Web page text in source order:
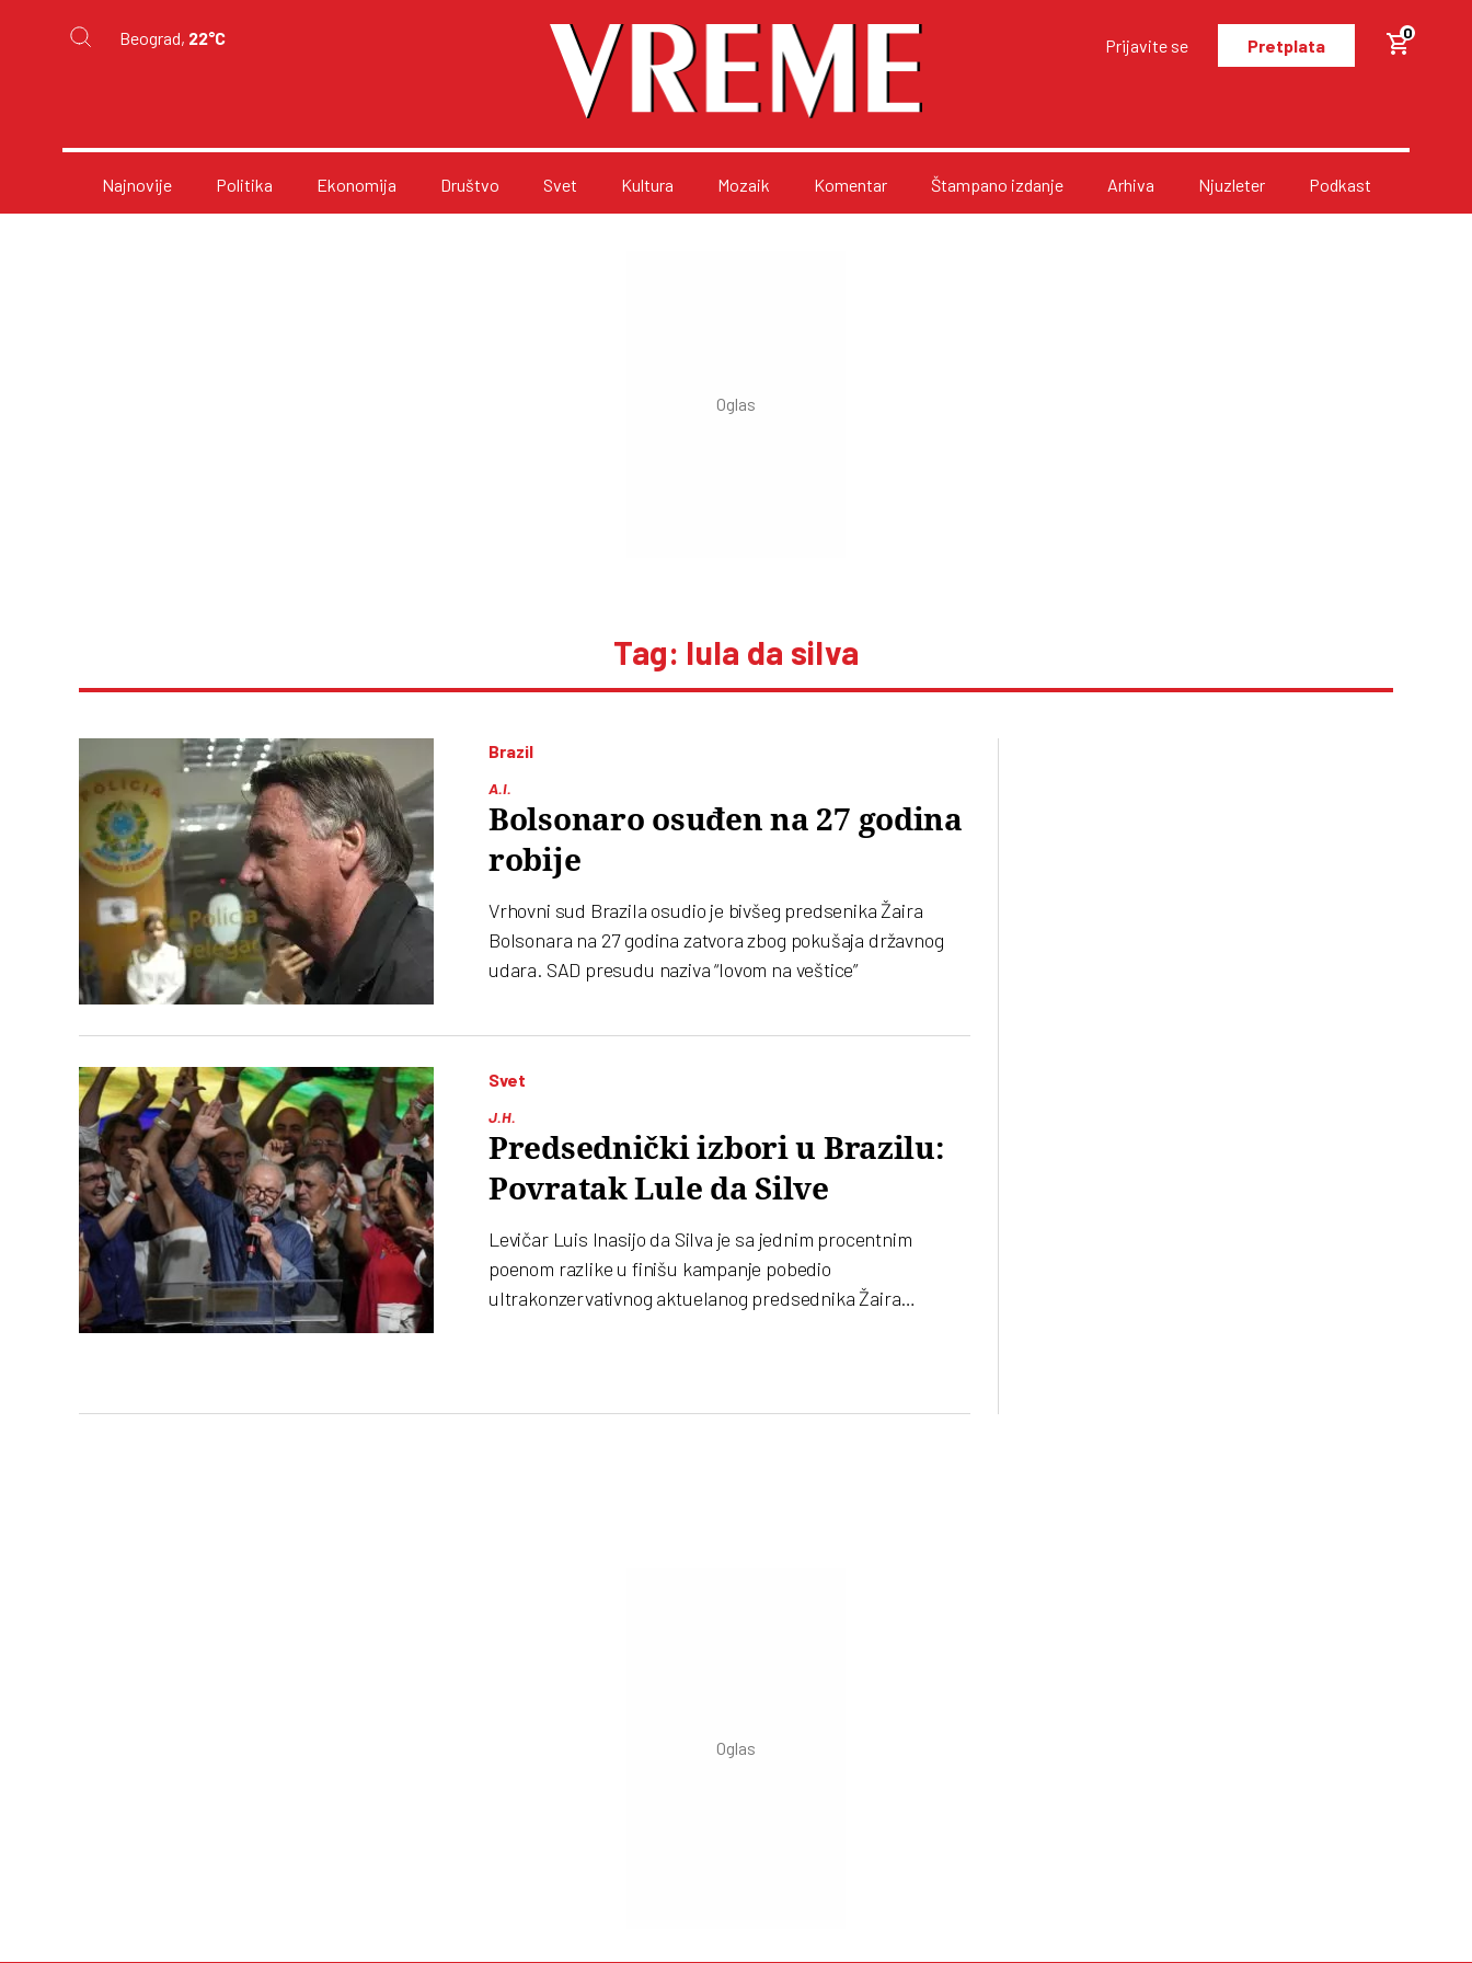
Beograd, 22°C Prijavite se Pretplata
0
Najnovije Politika Ekonomija Društvo Svet Kultura Mozaik Komentar Štampano izdanje Arhiva Njuzleter Podkast
Tag: lula da silva
Brazil
A.I.
Bolsonaro osuđen na 27 godina
robije
Vrhovni sud Brazila osudio je bivšeg predsenika Žaira
Bolsonara na 27 godina zatvora zbog pokušaja državnog
udara. SAD presudu naziva “lovom na veštice”
Svet
J.H.
Predsednički izbori u Brazilu:
Povratak Lule da Silve
Levičar Luis Inasijo da Silva je sa jednim procentnim
poenom razlike u finišu kampanje pobedio
ultrakonzervativnog aktuelanog predsednika Žaira